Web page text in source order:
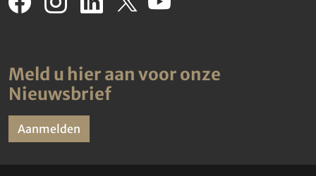
Meld u hier aan voor onze
Nieuwsbrief
Aanmelden